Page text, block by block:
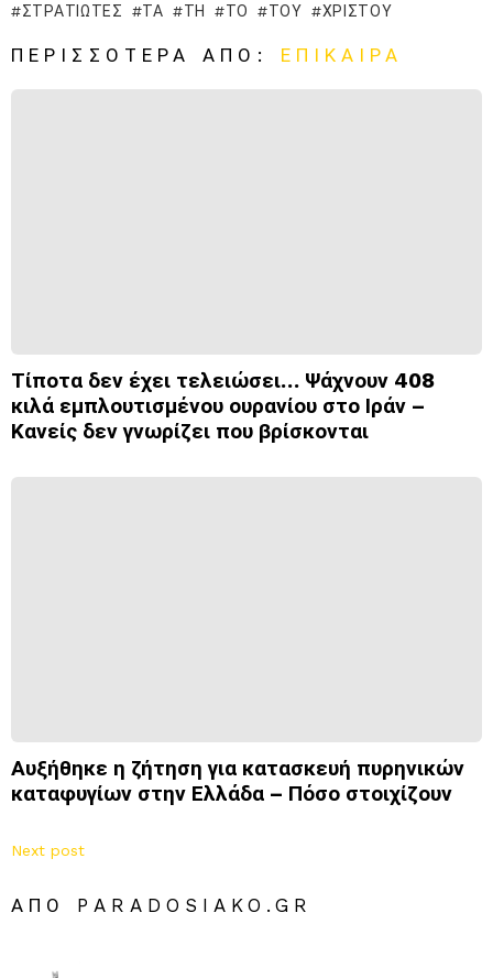
ΣΤΡΑΤΙΏΤΕΣ
ΤΑ ΤΗ ΤΟ ΤΟΥ ΧΡΙΣΤΟΎ
ΠΕΡΙΣΣΌΤΕΡΑ ΑΠΌ: ΕΠΊΚΑΙΡΑ
Τίποτα δεν έχει τελειώσει… Ψάχνουν 408
κιλά εμπλουτισμένου ουρανίου στο Ιράν –
Κανείς δεν γνωρίζει που βρίσκονται
Αυξήθηκε η ζήτηση για κατασκευή πυρηνικών
καταφυγίων στην Ελλάδα – Πόσο στοιχίζουν
Next post
ΑΠΌ PARADOSIAKO.GR